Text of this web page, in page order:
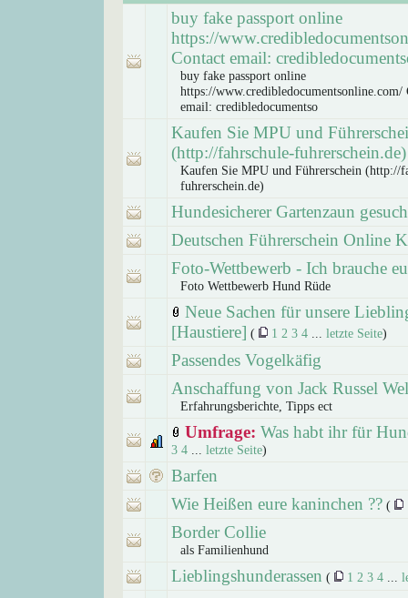
buy fake passport online
https://
Contact email:
buy fake passport online
https://www.credibledocumentsonline.com/
email: credibledocumentso
Kaufen Sie MPU und
(http://fahrschule-fuhrerschein.de)
Kaufen Sie MPU und Führerschein (http://
fuhrerschein.de)
Hundesicherer Gartenzaun
Deutschen Führerschein Online
Foto-Wettbewerb - Ich brauche
Foto Wettbewerb Hund Rüde
Neue Sachen für unsere
[Haustiere] ( 1 2 3 4 letzte Seite)
Passendes Vogelkäfig
Anschaffung von Jack Russel
Erfahrungsberichte, Tipps ect
Umfrage: Was habt ihr für
3 4 letzte Seite)
Barfen
Wie Heißen eure kaninchen ?? (
Border Collie
als Familienhund
Lieblingshunderassen ( 1 2 3 4